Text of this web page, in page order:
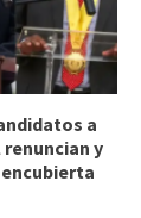
a
y